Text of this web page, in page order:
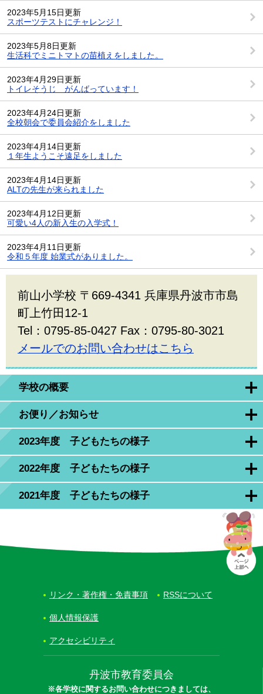
学校の概要
お便り／お知らせ
2023年度 子どもたちの様子
2022年度 子どもたちの様子
2021年度 子どもたちの様子
2023年5月15日更新
スポーツテストにチャレンジ！
2023年5月8日更新
生活科でミニトマトの苗植えをしました。
2023年4月29日更新
トイレそうじ がんばっています！
2023年4月24日更新
全校朝会で委員会紹介をしました
2023年4月14日更新
１年生ようこそ遠足をしました
2023年4月14日更新
ALTの先生が来られました
2023年4月12日更新
可愛い4人の新入生の入学式！
2023年4月11日更新
令和５年度 始業式がありました。
前山小学校 〒669-4341 兵庫県丹波市市島
町上竹田12-1
Tel：0795-85-0427 Fax：0795-80-3021
メールでのお問い合わせはこちら
丹波市教育委員会
※各学校に関するお問い合わせにつきましては、
リンク・著作権・免責事項 RSSについて
個人情報保護
アクセシビリティ